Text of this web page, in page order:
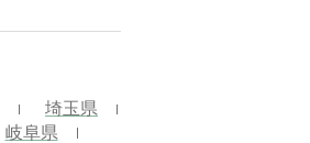
埼玉県
岐阜県